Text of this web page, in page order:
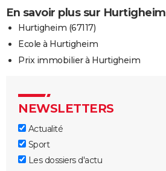
En savoir plus sur Hurtigheim
Hurtigheim (67117)
Ecole à Hurtigheim
Prix immobilier à Hurtigheim
NEWSLETTERS
Actualité
Sport
Les dossiers d'actu